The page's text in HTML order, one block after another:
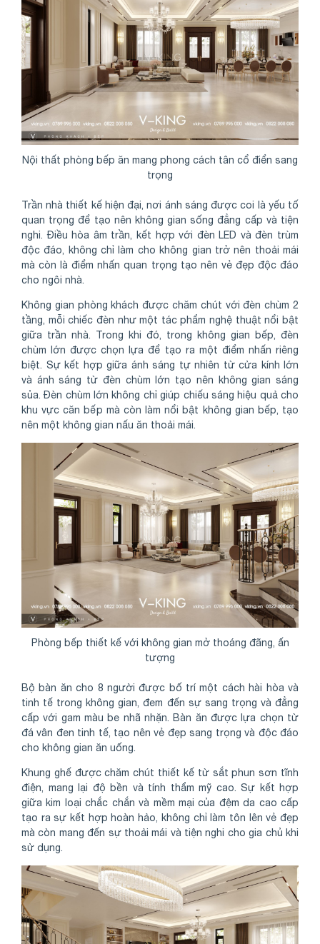
Nội thất phòng bếp ăn mang phong cách tân cổ điển sang
trọng
Trần nhà thiết kế hiện đại, nơi ánh sáng được coi là yếu tố
quan trọng để tạo nên không gian sống đẳng cấp và tiện
nghi. Điều hòa âm trần, kết hợp với đèn LED và đèn trùm
độc đáo, không chỉ làm cho không gian trở nên thoải mái
mà còn là điểm nhấn quan trọng tạo nên vẻ đẹp độc đáo
cho ngôi nhà.
Không gian phòng khách được chăm chút với đèn chùm 2
tầng, mỗi chiếc đèn như một tác phẩm nghệ thuật nổi bật
giữa trần nhà. Trong khi đó, trong không gian bếp, đèn
chùm lớn được chọn lựa để tạo ra một điểm nhấn riêng
biệt. Sự kết hợp giữa ánh sáng tự nhiên từ cửa kính lớn
và ánh sáng từ đèn chùm lớn tạo nên không gian sáng
sủa. Đèn chùm lớn không chỉ giúp chiếu sáng hiệu quả cho
khu vực căn bếp mà còn làm nổi bật không gian bếp, tạo
nên một không gian nấu ăn thoải mái.
Phòng bếp thiết kế với không gian mở thoáng đãng, ấn
tượng
Bộ bàn ăn cho 8 người được bố trí một cách hài hòa và
tinh tế trong không gian, đem đến sự sang trọng và đẳng
cấp với gam màu be nhã nhặn. Bàn ăn được lựa chọn từ
đá vân đen tinh tế, tạo nên vẻ đẹp sang trọng và độc đáo
cho không gian ăn uống.
Khung ghế được chăm chút thiết kế từ sắt phun sơn tĩnh
điện, mang lại độ bền và tính thẩm mỹ cao. Sự kết hợp
giữa kim loại chắc chắn và mềm mại của đệm da cao cấp
tạo ra sự kết hợp hoàn hảo, không chỉ làm tôn lên vẻ đẹp
mà còn mang đến sự thoải mái và tiện nghi cho gia chủ khi
sử dụng.